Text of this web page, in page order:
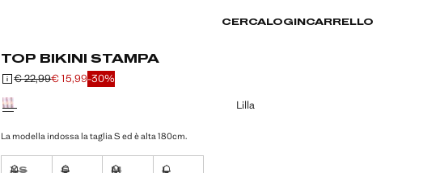
CERCA LOGIN CARRELLO
TOP BIKINI STAMPA
Prezzo iniziale depennato [€ 22,99 ]
€ 22,99
Prezzo attuale [€ 15,99 ]
€ 15,99-30%
Seleziona un colore
Lilla
La modella indossa la taglia S ed è alta 180cm.
XS S M L